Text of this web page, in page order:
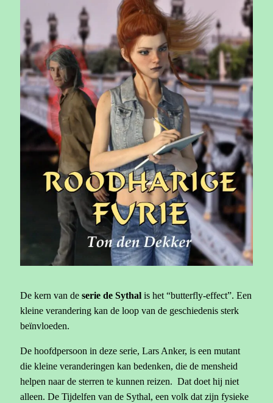
De kern van de serie de Sythal is het “butterfly-effect”. Een
kleine verandering kan de loop van de geschiedenis sterk
beïnvloeden.
De hoofdpersoon in deze serie, Lars Anker, is een mutant
die kleine veranderingen kan bedenken, die de mensheid
helpen naar de sterren te kunnen reizen. Dat doet hij niet
alleen. De Tijdelfen van de Sythal, een volk dat zijn fysieke